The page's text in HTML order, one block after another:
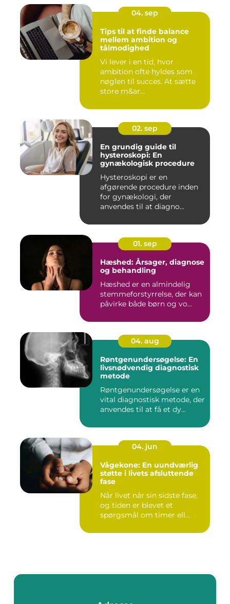
04. sep
Tips til at finde balance
mellem ambition og
tålmodighed
Vi lever i en tid, hvor
ambition ofte hyldes som
nøglen til succes. At sætte
store m&ar...
02. sep
En grundig guide til
hysteroskopi: En
gynækologisk procedure
Hysteroskopi er en
afgørende procedure inden
for gynækologi, der
anvendes til at diagno...
01. sep
Hæshed: Årsager, diagnose
og behandling
Hæshed er en almindelig
stemmeforstyrrelse, der kan
påvirke både børn og vo...
04. aug
Røntgenundersøgelse: En
livsnødvendig diagnostisk
metode
Røntgenundersøgelse er en
vital diagnostisk metode, der
anvendes til at få et dy...
04. jun
Vågekone: En uundværlig
støtte i livets afsluttende
fase
Når livet når sin sidste fase,
og tiden er blevet et
spørgsmål om timer ell...